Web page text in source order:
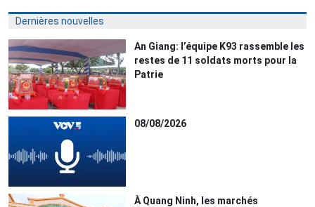
Dernières nouvelles
An Giang: l’équipe K93 rassemble les
restes de 11 soldats morts pour la
Patrie
08/08/2026
À Quang Ninh, les marchés